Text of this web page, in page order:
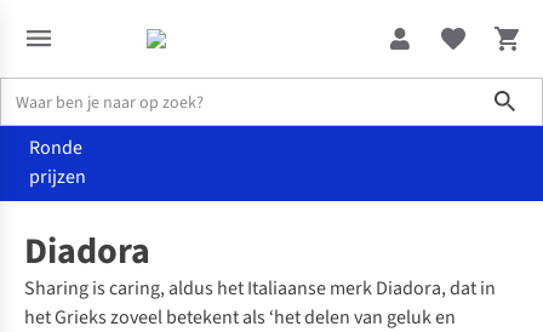
Ronde
prijzen
Merken Diadora
Diadora
Sharing is caring, aldus het Italiaanse merk Diadora, dat in
het Grieks zoveel betekent als ‘het delen van geluk en